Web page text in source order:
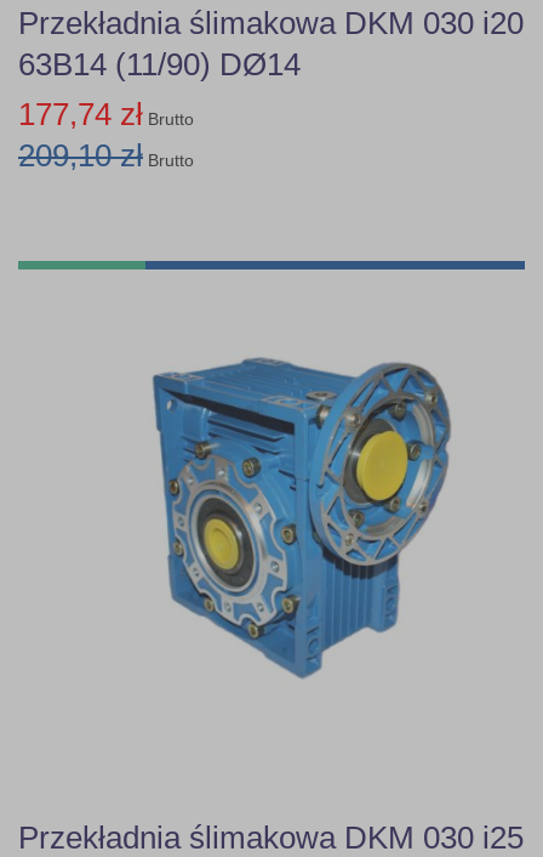
Przekładnia ślimakowa DKM 030 i20
63B14 (11/90) DØ14
177,74 zł Brutto
209,10 zł Brutto
Przekładnia ślimakowa DKM 030 i25